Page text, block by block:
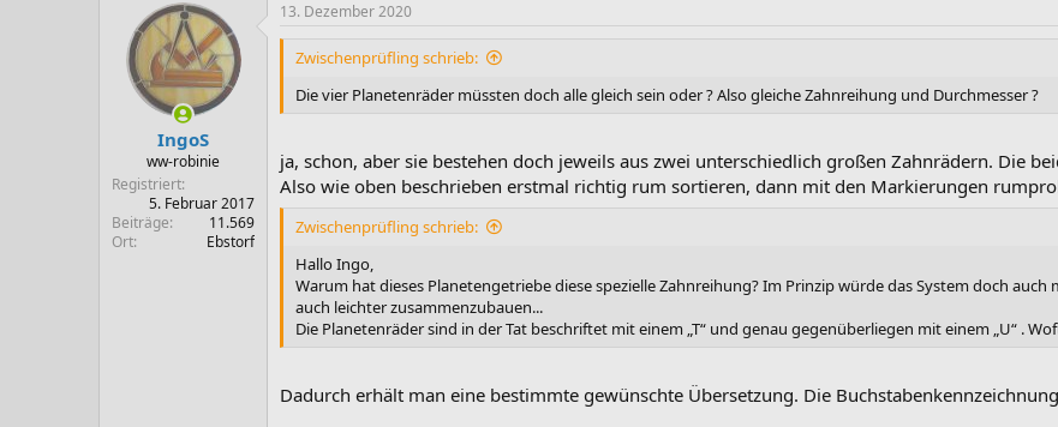
IngoS
ww-robinie
Registriert
5. Februar 2017
Beiträge
11.569
Ort
Ebstorf
13. Dezember 2020
Zwischenprüfling schrieb:
Die vier Planetenräder müssten doch alle gleich sein oder ? Also gleiche Zahnreihung und Durchmesser ?
ja, schon, aber sie bestehen doch jeweils aus zwei unterschiedlich großen Zahnrädern. Die
Also wie oben beschrieben erstmal richtig rum sortieren, dann mit den Markierungen
Zwischenprüfling schrieb:
Hallo Ingo,
Warum hat dieses Planetengetriebe diese spezielle Zahnreihung? Im Prinzip würde das System doch
auch leichter zusammenzubauen...
Die Planetenräder sind in der Tat beschriftet mit einem „T“ und genau gegenüberliegen mit einem „U“ .
Dadurch erhält man eine bestimmte gewünschte Übersetzung. Die